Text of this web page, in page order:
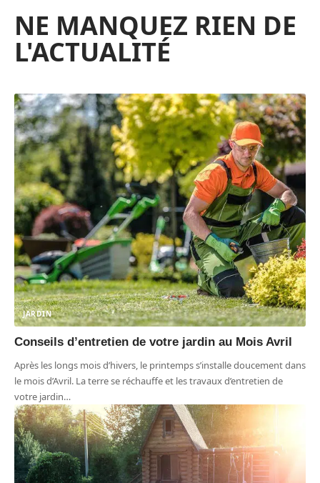
NE MANQUEZ RIEN DE
L'ACTUALITÉ
JARDIN
Conseils d’entretien de votre jardin au Mois Avril
Après les longs mois d’hivers, le printemps s’installe doucement dans
le mois d’Avril. La terre se réchauffe et les travaux d’entretien de
votre jardin…